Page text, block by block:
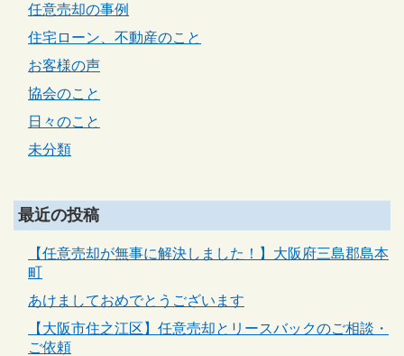
任意売却の事例
住宅ローン、不動産のこと
お客様の声
協会のこと
日々のこと
未分類
最近の投稿
【任意売却が無事に解決しました！】大阪府三島郡島本
町
あけましておめでとうございます
【大阪市住之江区】任意売却とリースバックのご相談・
ご依頼